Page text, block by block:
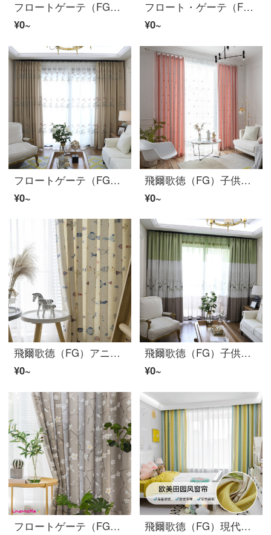
フロートゲーテ（FG）北欧素朴でモダンでシンプルなプリントカーテンリビングルームの書斎バルコニーのカーテンを厚くしたベルベット麻遮光仕上げのカーテンをカスタマイズしました。
¥0~
フロート・ゲーテ（FG）北欧風シンプルでモダンなクリスマスツリー綿麻のカーテン寝室のリビング・バルコニーの遮光完成品のカーテンがカスタマイズされたクリスマスツリーのカーテン（窓のベールを含まない）がホック式の1メートルをカスタマイズしました。
¥0~
フロートゲーテ（FG）アメリカン刺繍の綿花カーテンリビングルームの書斎バルコニーの床に置くカーテンの翻り窓の大気中の刺繍の完成品のカーテンがカスタマイズされている。カレー色のカーテン（窓の紗を含まない）の幅が3メートル*高さが2.7メートル。
¥0~
飛爾歌徳（FG）子供の綿麻の質感の浮き彫りアジサイの蝶のカーテンリビングルームの書斎の床に置くカーテンの翻る窓の女の子の部屋の王女の粉の完成品のカーテンはピンク色の浮き彫りの刺繍の蝶のカーテン（窓の紗をくわえません）を注文して作らせます。幅3メートル*高さ2.7メートル-フック式一枚です。
¥0~
飛爾歌德（FG）アニメ子供可愛い小魚亜麻プリントのカーテンリビングルームの書斎ベビールームのカーテンカスタマイズ可愛い漫画小魚カーテン（窓紗を含まない）の幅3メートル*高さ2.7メートル-フック式一枚（高さは短く変えられます）
¥0~
飛爾歌德（FG）子供綿麻プリントの半遮光カーテン-鹿リビングルームの寝室のベランダの床にカーテンがかかっています。カーテンをカスタマイズしました。幅3 m*高さ2.7 m-フック式の一枚です。
¥0~
フロートゲーテ（FG）新中国風北欧風インズプリントのカーテン-寒梅リビングルームの寝室の部屋のベランダの床にカーテンを厚くして、ベルベットの麻製品のカーテンをカスタマイズしました。浅いカレー色のカーテン（窓のベールを含まない）の幅は3メートル*高さ2.7メートルです。
飛爾歌德（FG）現代簡単で簡単な地中海スタイルの洗浄綿の子供漫画のカーテン―旅夢リビングルームの寝室のベランダの床につくカーテン翻り窓の完成品のカーテンは地中海旅夢カスタマイズホック式の1メートルを注文します（売り手に連絡します）。